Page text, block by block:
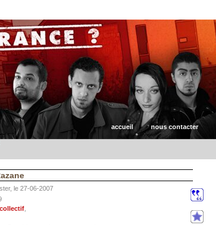
accueil nous contacter
le 27-06-2007